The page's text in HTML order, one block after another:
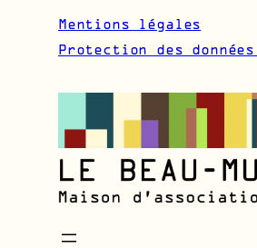
Mentions légales
Protection des données